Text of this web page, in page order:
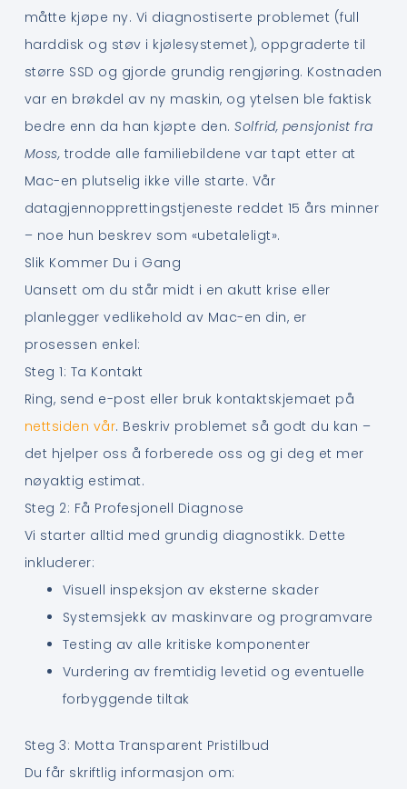
måtte kjøpe ny. Vi diagnostiserte problemet (full
harddisk og støv i kjølesystemet), oppgraderte til
større SSD og gjorde grundig rengjøring. Kostnaden
var en brøkdel av ny maskin, og ytelsen ble faktisk
bedre enn da han kjøpte den.Solfrid, pensjonist fra
Moss, trodde alle familiebildene var tapt etter at
Mac-en plutselig ikke ville starte. Vår
datagjennopprettingstjeneste reddet 15 års minner
– noe hun beskrev som «ubetaleligt».
Slik Kommer Du i Gang
Uansett om du står midt i en akutt krise eller
planlegger vedlikehold av Mac-en din, er
prosessen enkel:
Steg 1: Ta Kontakt
Ring, send e-post eller bruk kontaktskjemaet på
nettsiden vår. Beskriv problemet så godt du kan –
det hjelper oss å forberede oss og gi deg et mer
nøyaktig estimat.
Steg 2: Få Profesjonell Diagnose
Vi starter alltid med grundig diagnostikk. Dette
inkluderer:
Visuell inspeksjon av eksterne skader
Systemsjekk av maskinvare og programvare
Testing av alle kritiske komponenter
Vurdering av fremtidig levetid og eventuelle
forbyggende tiltak
Steg 3: Motta Transparent Pristilbud
Du får skriftlig informasjon om: